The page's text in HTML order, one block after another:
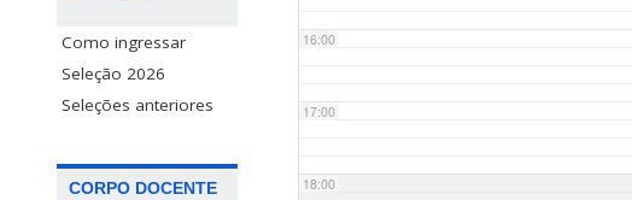
Como ingressar
Seleção 2026
Seleções anteriores
CORPO DOCENTE
16:00
17:00
18:00